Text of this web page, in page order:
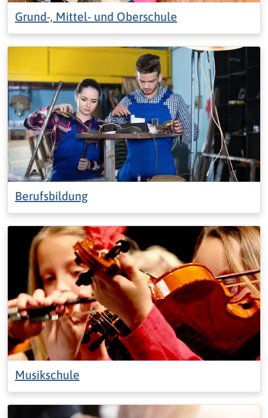
Grund-, Mittel- und Oberschule
Berufsbildung
Musikschule